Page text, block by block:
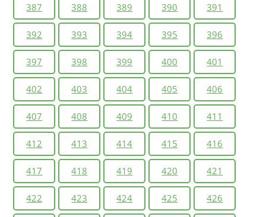
387 388 389 390 391
392 393 394 395 396
397 398 399 400 401
402 403 404 405 406
407 408 409 410 411
412 413 414 415 416
417 418 419 420 421
422 423 424 425 426